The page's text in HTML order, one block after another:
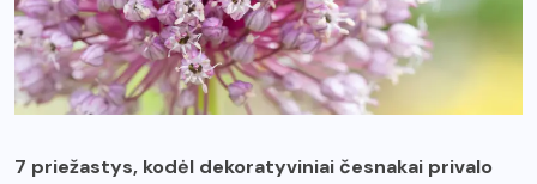
7 priežastys, kodėl dekoratyviniai česnakai privalo